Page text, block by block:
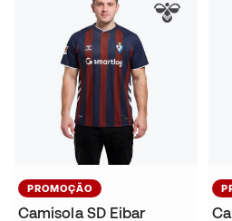
PROMOÇÃO
Camisola SD Eibar